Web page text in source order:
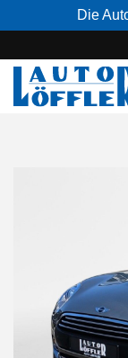
Die